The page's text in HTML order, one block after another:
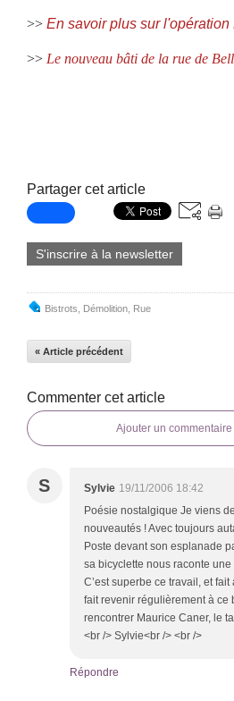
>> En savoir plus sur
>> Le nouveau bâti de la rue de
Partager cet article
S'inscrire à la newsletter
Bistrots Démolition Rue
« Article précédent
Commenter cet article
Ajouter un commentaire
S Sylvie 19/11/2006 18:42
Poésie nostalgique Je viens
nouveautés ! Avec toujours
Poste devant son esplanade
sa bicyclette nous raconte
C’est superbe ce travail, et
fait revenir régulièrement à ce
rencontrer Maurice Caner, le
<br /> Sylvie<br /> <br />
Répondre